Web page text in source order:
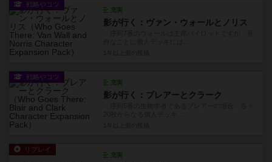
戦略やコツ
充実
影が行く：ヴァン・ウォールとノリス
戦略やコツ
充実
影が行く：ブレアーとクラーク
リプレイ
充実